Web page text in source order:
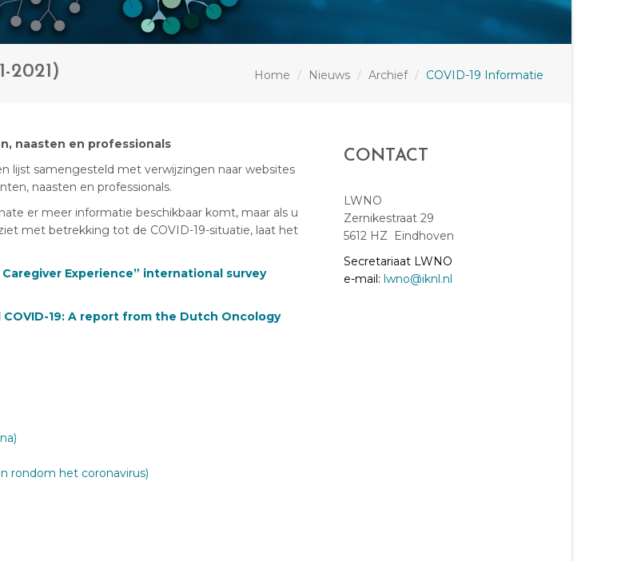
2021) Home Nieuws Archief COVID-19 Informatie
naasten en professionals
lijst samengesteld met verwijzingen naar websites
naasten en professionals.
er meer informatie beschikbaar komt, maar als u
met betrekking tot de COVID-19-situatie, laat het
Experience” international survey
19: A report from the Dutch Oncology
rondom het coronavirus)
CONTACT
LWNO
Zernikestraat 29
5612 HZ Eindhoven
Secretariaat LWNO
e-mail: lwno@iknl.nl